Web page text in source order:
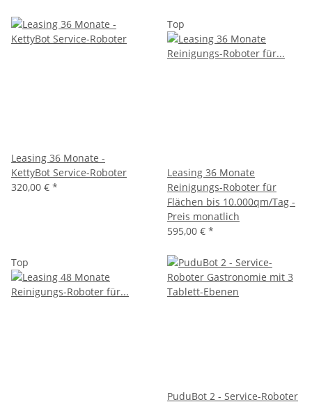
Leasing 36 Monate -
KettyBot Service-Roboter
320,00 € *
Top
Leasing 36 Monate
Reinigungs-Roboter für
Flächen bis 10.000qm/Tag -
Preis monatlich
595,00 € *
Top
PuduBot 2 - Service-Roboter